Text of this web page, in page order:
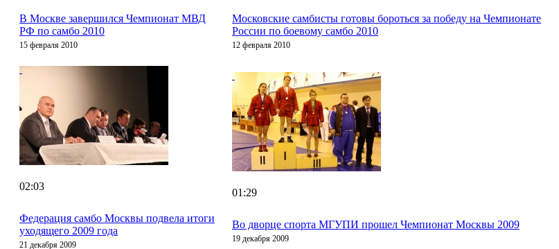
В Москве завершился Чемпионат МВД
РФ по самбо 2010
15 февраля 2010
Московские самбисты готовы бороться за победу на Чемпионате
России по боевому самбо 2010
12 февраля 2010
02:03
Федерация самбо Москвы подвела итоги
уходящего 2009 года
21 декабря 2009
01:29
Во дворце спорта МГУПИ прошел Чемпионат Москвы 2009
19 декабря 2009